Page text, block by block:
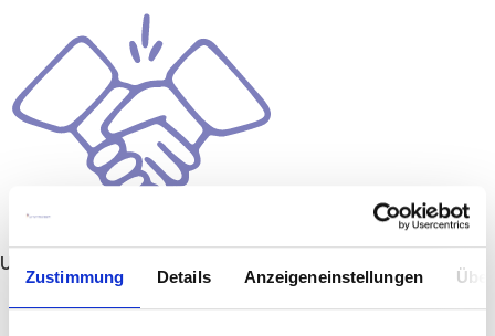
Zustimmung Details Anzeigeneinstellungen
Unbefristet